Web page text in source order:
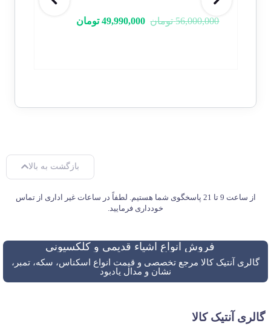
56,000,000 تومان 49,990,000 تومان
بازگشت به بالا
از ساعت 9 تا 21 پاسخگوی شما هستیم. لطفاً در ساعات غیر اداری از تماس
خودداری فرمایید.
فروش انواع اشیاء قدیمی و کلکسیونی
گالری آنتیک کالا مرجع تخصصی و قیمت انواع اسکناس، سکه، تمبر،
نشان و مدال یادبود
گالری آنتیک کالا